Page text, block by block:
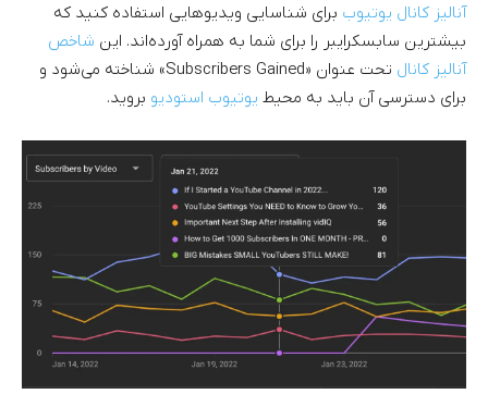
آنالیز کانال یوتیوب برای شناسایی ویدیوهایی استفاده کنید که
بیشترین سابسکرایبر را برای شما به همراه آورده‌اند. این شاخص
آنالیز کانال
تحت عنوان «Subscribers Gained» شناخته می‌شود و
برای دسترسی آن باید به محیط یوتیوب استودیو بروید.